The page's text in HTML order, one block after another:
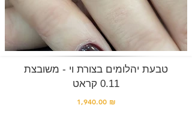
טבעת יהלומים בצורת וי - משובצת
0.11 קראט
1,940.00 ₪